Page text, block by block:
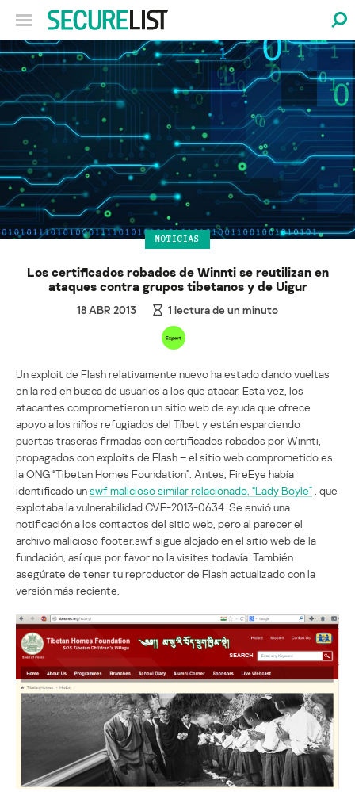
NOTICIAS
Los certificados robados de Winnti se reutilizan en
ataques contra grupos tibetanos y de Uigur
18 ABR 2013 1 lectura de un minuto
Un exploit de Flash relativamente nuevo ha estado dando vueltas
en la red en busca de usuarios a los que atacar. Esta vez, los
atacantes comprometieron un sitio web de ayuda que ofrece
apoyo a los niños refugiados del Tíbet y están esparciendo
puertas traseras firmadas con certificados robados por Winnti,
propagados con exploits de Flash – el sitio web comprometido es
la ONG “Tibetan Homes Foundation”. Antes, FireEye había
identificado unswf malicioso similar relacionado, “Lady Boyle” , que
explotaba la vulnerabilidad CVE-2013-0634. Se envió una
notificación a los contactos del sitio web, pero al parecer el
archivo malicioso footer.swf sigue alojado en el sitio web de la
fundación, así que por favor no la visites todavía. También
asegúrate de tener tu reproductor de Flash actualizado con la
versión más reciente.